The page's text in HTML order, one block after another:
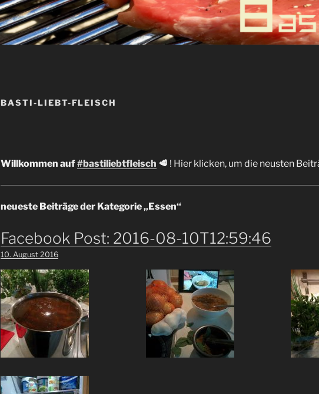
BASTI-LIEBT-FLEISCH
Willkommen auf#bastiliebtfleisch 🥩 ! Hier klicken, um die neusten
neueste Beiträge der Kategorie „Essen“
Facebook Post: 2016-08-10T12:59:46
10. August 2016